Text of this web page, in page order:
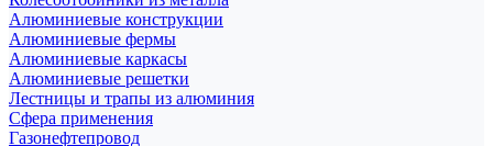
Алюминиевые конструкции
Алюминиевые фермы
Алюминиевые каркасы
Алюминиевые решетки
Лестницы и трапы из алюминия
Сфера применения
Газонефтепровод